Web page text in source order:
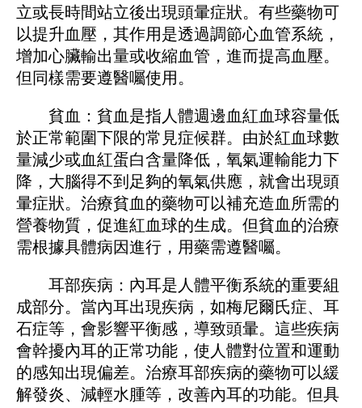
立或長時間站立後出現頭暈症狀。有些藥物可
以提升血壓，其作用是透過調節心血管系統，
增加心臟輸出量或收縮血管，進而提高血壓。
但同樣需要遵醫囑使用。
貧血：貧血是指人體​​週邊血紅血球容量低
於正常範圍下限的常見症候群。由於紅血球數
量減少或血紅蛋白含量降低，氧氣運輸能力下
降，大腦得不到足夠的氧氣供應，就會出現頭
暈症狀。治療貧血的藥物可以補充造血所需的
營養物質，促進紅血球的生成。但貧血的治療
需根據具體病因進行，用藥需遵醫囑。
耳部疾病：內耳是人體平衡系統的重要組
成部分。當內耳出現疾病，如梅尼爾氏症、耳
石症等，會影響平衡感，導致頭暈。這些疾病
會幹擾內耳的正常功能，使人體對位置和運動
的感知出現偏差。治療耳部疾病的藥物可以緩
解發炎、減輕水腫等，改善內耳的功能。但具